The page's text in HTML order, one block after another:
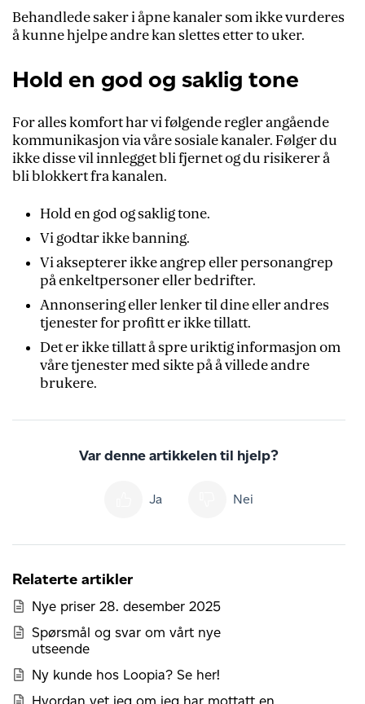
Behandlede saker i åpne kanaler som ikke vurderes
å kunne hjelpe andre kan slettes etter to uker.
Hold en god og saklig tone
For alles komfort har vi følgende regler angående
kommunikasjon via våre sosiale kanaler. Følger du
ikke disse vil innlegget bli fjernet og du risikerer å
bli blokkert fra kanalen.
Hold en god og saklig tone.
Vi godtar ikke banning.
Vi aksepterer ikke angrep eller personangrep
på enkeltpersoner eller bedrifter.
Annonsering eller lenker til dine eller andres
tjenester for profitt er ikke tillatt.
Det er ikke tillatt å spre uriktig informasjon om
våre tjenester med sikte på å villede andre
brukere.
Var denne artikkelen til hjelp?
Ja Nei
Relaterte artikler
Nye priser 28. desember 2025
Spørsmål og svar om vårt nye
utseende
Ny kunde hos Loopia? Se her!
Hvordan vet jeg om jeg har mottatt en